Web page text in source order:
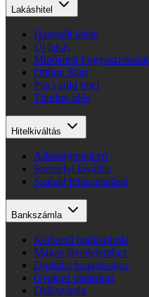
Lakáshitel
Használt lakás
Új lakás
Minősített Fogyasztóbarát
Otthon Start
Piaci zöld hitel
Türelmi idős
Hitelkiváltás
Adósságrendező
Személyi kiváltás
Szabad felhasználású
Bankszámla
Kedvező bankszámla
Magas jövedelemhez
Digitális bankoláshoz
Gyakori utaláshoz
Diákszámla